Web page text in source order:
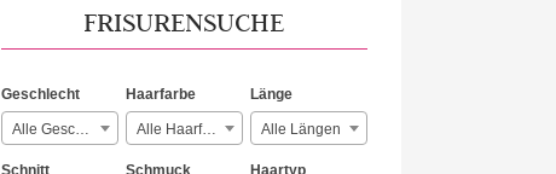
FRISURENSUCHE
Geschlecht
Alle Geschlechter
Haarfarbe
Alle Haarfarben
Länge
Alle Längen
Schnitt Schmuck Haartyp